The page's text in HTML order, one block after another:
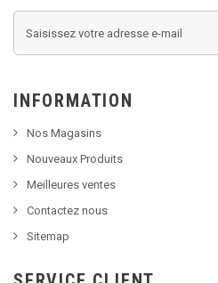
INFORMATION
Nos Magasins
Nouveaux Produits
Meilleures ventes
Contactez nous
Sitemap